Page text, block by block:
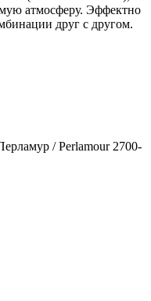
атмосферу. Эффектно
друг с другом.
/ Perlamour 2700-